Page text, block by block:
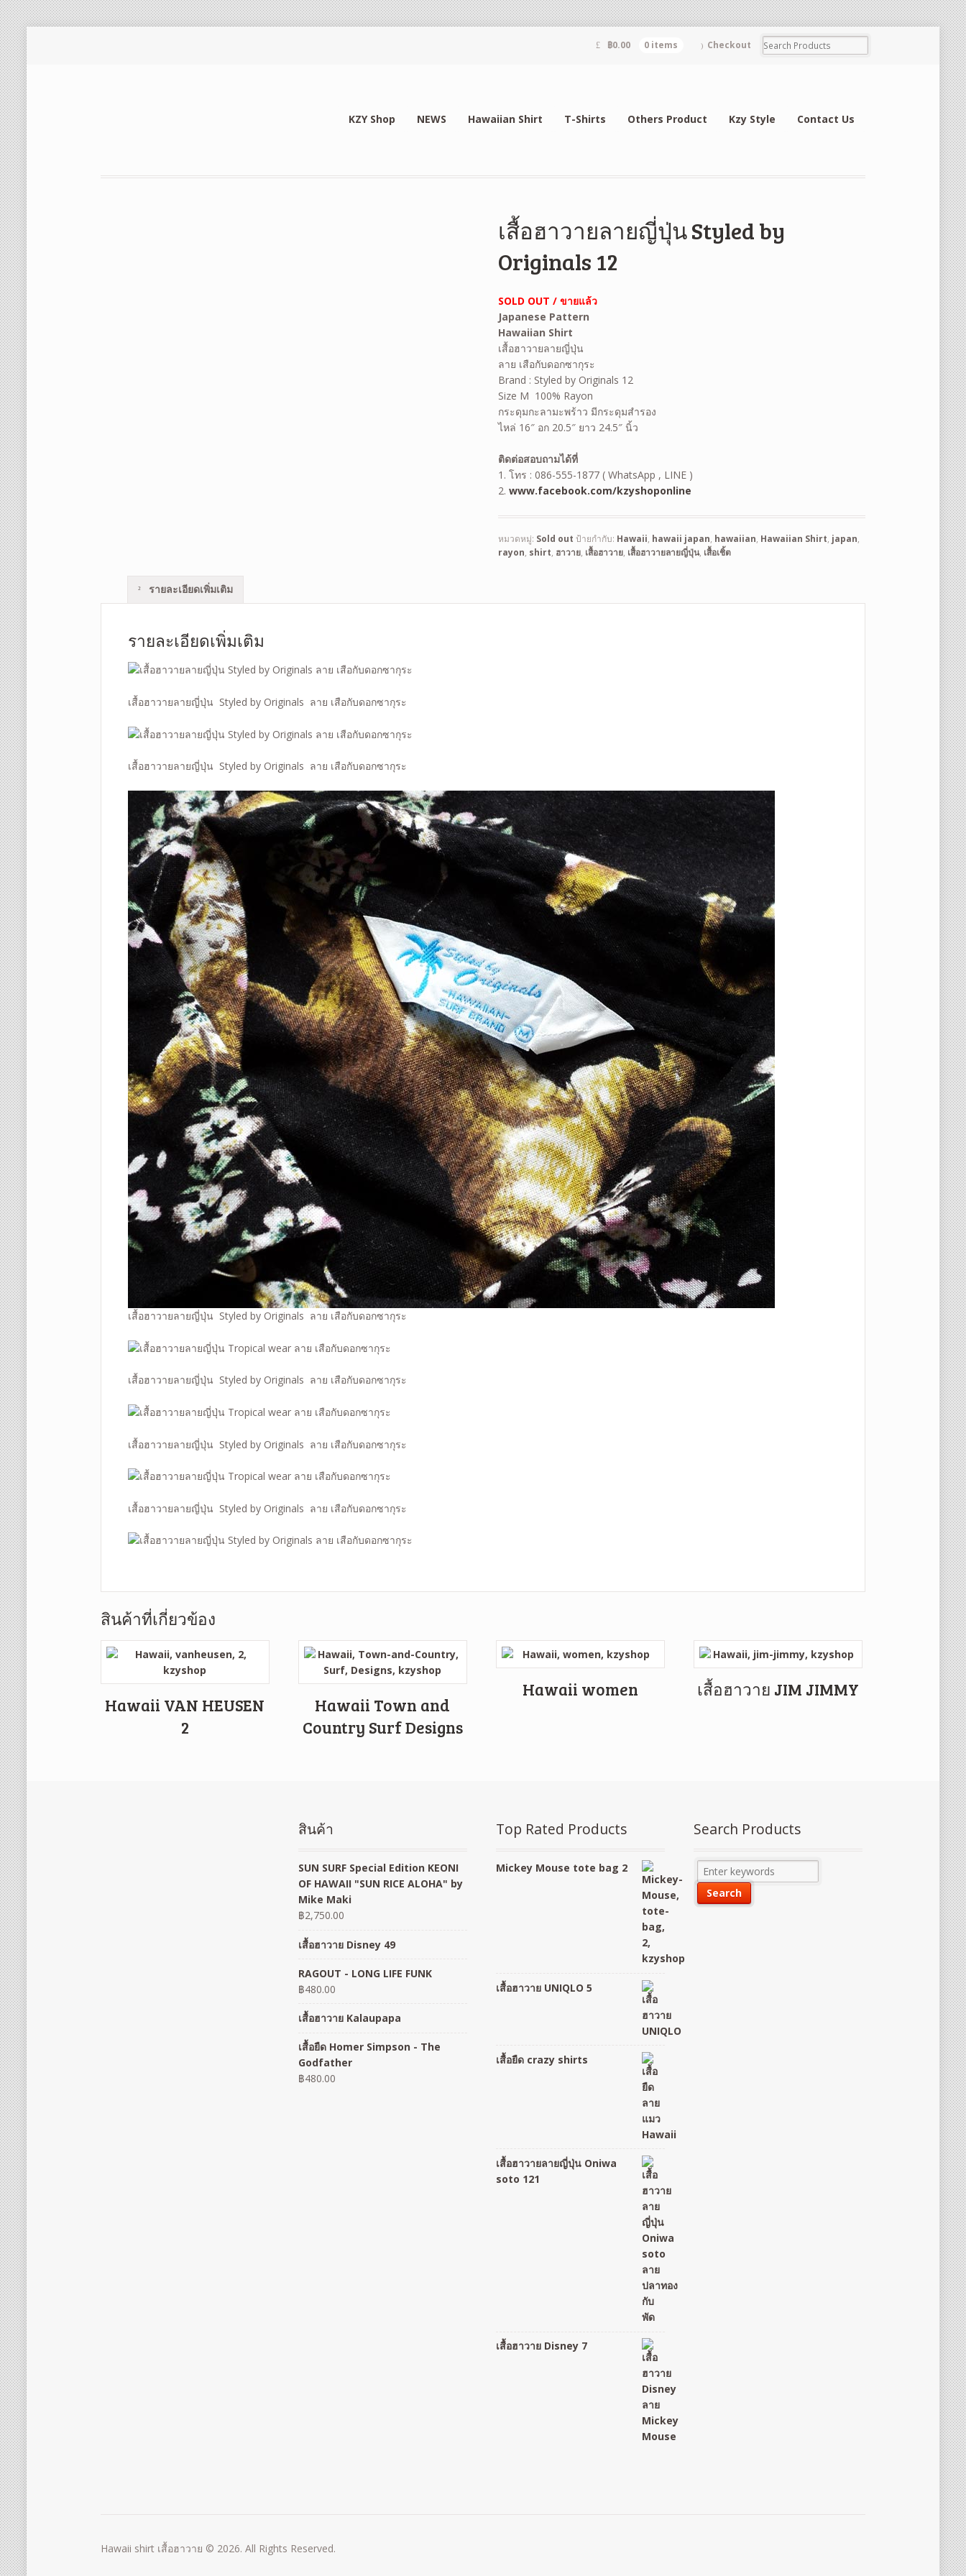
฿0.00 0 items Checkout
KZY Shop NEWS Hawaiian Shirt T-Shirts Others Product Kzy Style Contact Us
เสื้อฮาวายลายญี่ปุ่น Styled by
Originals 12
SOLD OUT / ขายแล้ว
Japanese Pattern
Hawaiian Shirt
เสื้อฮาวายลายญี่ปุ่น
ลาย เสือกับดอกซากุระ
Brand : Styled by Originals 12
Size M 100% Rayon
กระดุมกะลามะพร้าว มีกระดุมสำรอง
ไหล่ 16″ อก 20.5″ ยาว 24.5″ นิ้ว
ติดต่อสอบถามได้ที่
1. โทร : 086-555-1877 ( WhatsApp , LINE )
2.www.facebook.com/kzyshoponline
หมวดหมู่: Sold out ป้ายกำกับ: Hawaii, hawaii japan, hawaiian, Hawaiian Shirt, japan,
rayon, shirt, ฮาวาย, เสื้อฮาวาย, เสื้อฮาวายลายญี่ปุ่น, เสื้อเชิ้ต
รายละเอียดเพิ่มเติม
รายละเอียดเพิ่มเติม
เสื้อฮาวายลายญี่ปุ่น Styled by Originals ลาย เสือกับดอกซากุระ
เสื้อฮาวายลายญี่ปุ่น Styled by Originals ลาย เสือกับดอกซากุระ
เสื้อฮาวายลายญี่ปุ่น Styled by Originals ลาย เสือกับดอกซากุระ
เสื้อฮาวายลายญี่ปุ่น Styled by Originals ลาย เสือกับดอกซากุระ
เสื้อฮาวายลายญี่ปุ่น Styled by Originals ลาย เสือกับดอกซากุระ
เสื้อฮาวายลายญี่ปุ่น Styled by Originals ลาย เสือกับดอกซากุระ
สินค้าที่เกี่ยวข้อง
Hawaii VAN HEUSEN
2
Hawaii Town and
Country Surf Designs
Hawaii women เสื้อฮาวาย JIM JIMMY
สินค้า
SUN SURF Special Edition KEONI
OF HAWAII "SUN RICE ALOHA" by
Mike Maki
฿2,750.00
เสื้อฮาวาย Disney 49
RAGOUT - LONG LIFE FUNK
฿480.00
เสื้อฮาวาย Kalaupapa
เสื้อยืด Homer Simpson - The
Godfather
฿480.00
Top Rated Products
Mickey Mouse tote bag 2
เสื้อฮาวาย UNIQLO 5
เสื้อยืด crazy shirts
เสื้อฮาวายลายญี่ปุ่น Oniwa
soto 121
เสื้อฮาวาย Disney 7
Search Products
Hawaii shirt เสื้อฮาวาย © 2026. All Rights Reserved.